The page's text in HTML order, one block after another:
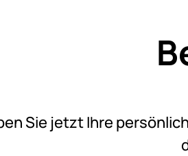
Sie jetzt Ihre